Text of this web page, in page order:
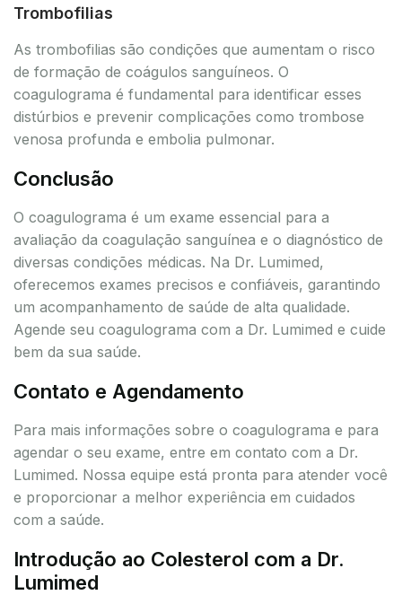
Trombofilias
As trombofilias são condições que aumentam o risco
de formação de coágulos sanguíneos. O
coagulograma é fundamental para identificar esses
distúrbios e prevenir complicações como trombose
venosa profunda e embolia pulmonar.
Conclusão
O coagulograma é um exame essencial para a
avaliação da coagulação sanguínea e o diagnóstico de
diversas condições médicas. Na Dr. Lumimed,
oferecemos exames precisos e confiáveis, garantindo
um acompanhamento de saúde de alta qualidade.
Agende seu coagulograma com a Dr. Lumimed e cuide
bem da sua saúde.
Contato e Agendamento
Para mais informações sobre o coagulograma e para
agendar o seu exame, entre em contato com a Dr.
Lumimed. Nossa equipe está pronta para atender você
e proporcionar a melhor experiência em cuidados
com a saúde.
Introdução ao Colesterol com a Dr.
Lumimed